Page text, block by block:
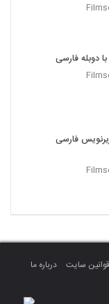
فارسی
قوانین سایت
درباره ما